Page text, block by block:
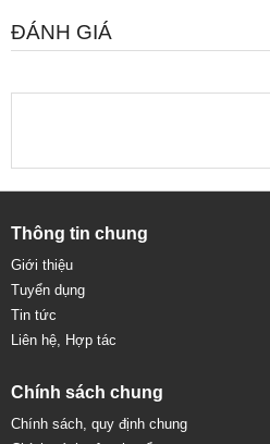
ĐÁNH GIÁ
Thông tin chung
Giới thiệu
Tuyển dụng
Tin tức
Liên hệ, Hợp tác
Chính sách chung
Chính sách, quy định chung